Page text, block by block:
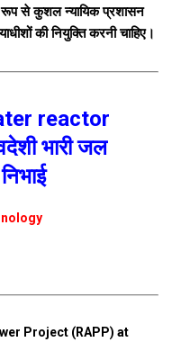
रूप से कुशल न्यायिक प्रशासन
की नियुक्ति करनी चाहिए।
reactor
भारी जल
Project (RAPP) at